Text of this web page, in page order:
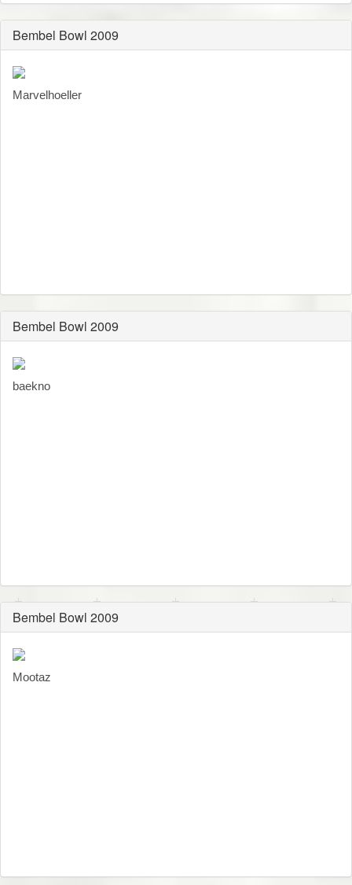
Bembel Bowl 2009
Marvelhoeller
Bembel Bowl 2009
baekno
Bembel Bowl 2009
Mootaz